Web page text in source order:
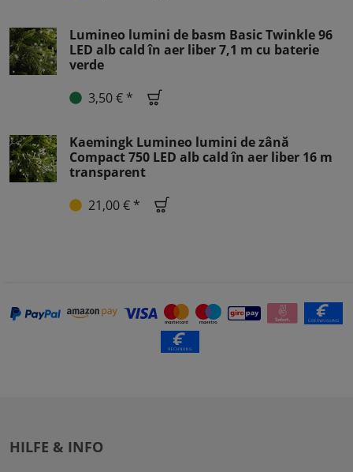
Lumineo lumini de basm Basic Twinkle 96
LED alb cald în aer liber 7,1 m cu baterie
verde
3,50 € *
Kaemingk Lumineo lumini de zână
Compact 750 LED alb cald în aer liber 16 m
transparent
21,00 € *
HILFE & INFO